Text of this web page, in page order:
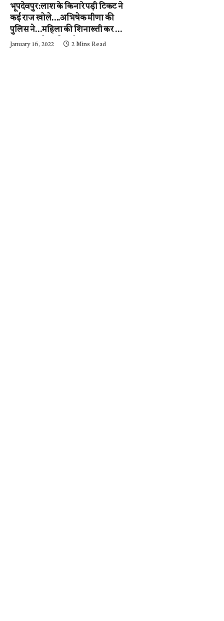
भूपदेवपुर:लाश के किनारे पड़ी टिकट ने
कई राज खोले….अभिषेक मीणा की
पुलिस ने…महिला की शिनाख्ती कर ली.
….अब आरोपी की गर्दन तक जल्द ही
January 16, 2022 2 Mins Read